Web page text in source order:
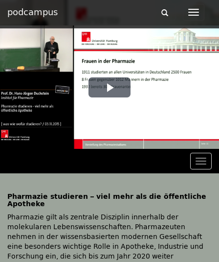
podcampus
Toggle
Toggle
Play
Pharmazie studieren – viel mehr als die öffentliche
Apotheke
Pharmazie gilt als zentrale Disziplin innerhalb der
molekularen Lebenswissenschaften. Pharmazeuten
nehmen in der wissensbasierten modernen Gesellschaft
eine besonders wichtige Rolle in Apotheke, Industrie und
Forschung ein, die sich bis zum Jahr 2020 weiter